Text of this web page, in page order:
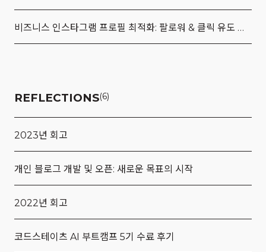
비즈니스 인스타그램 프로필 최적화: 팔로워 & 클릭 유도 향상 전략
REFLECTIONS(6)
2023년 회고
개인 블로그 개발 및 오픈: 새로운 목표의 시작
2022년 회고
코드스테이츠 AI 부트캠프 5기 수료 후기